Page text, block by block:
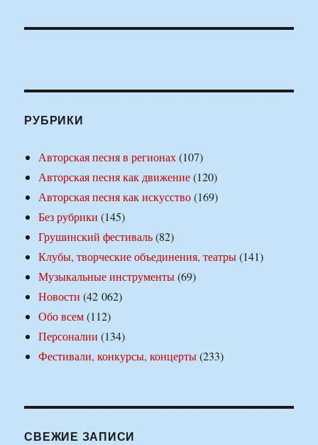
РУБРИКИ
Авторская песня в регионах(107)
Авторская песня как движение(120)
Авторская песня как искусство(169)
Без рубрики (145)
Грушинский фестиваль(82)
Клубы, творческие объединения, театры(141)
Музыкальные инструменты(69)
Новости (42 062)
Обо всем(112)
Персоналии (134)
Фестивали, конкурсы, концерты(233)
СВЕЖИЕ ЗАПИСИ